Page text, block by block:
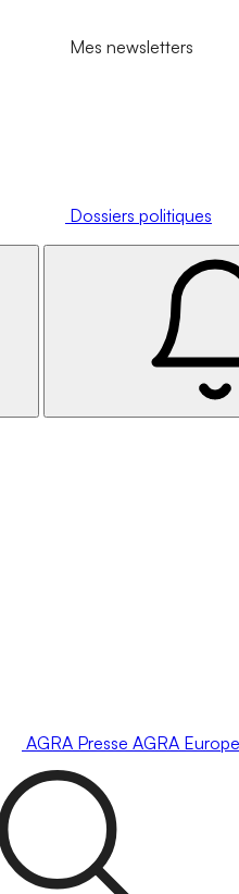
Mes newsletters
Dossiers politiques
AGRA Presse AGRA Europe